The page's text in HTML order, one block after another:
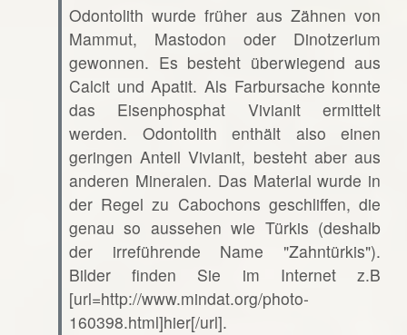
Odontolith wurde früher aus Zähnen von
Mammut, Mastodon oder Dinotzerium
gewonnen. Es besteht überwiegend aus
Calcit und Apatit. Als Farbursache konnte
das Eisenphosphat Vivianit ermittelt
werden. Odontolith enthält also einen
geringen Anteil Vivianit, besteht aber aus
anderen Mineralen. Das Material wurde in
der Regel zu Cabochons geschliffen, die
genau so aussehen wie Türkis (deshalb
der irreführende Name "Zahntürkis").
Bilder finden Sie im Internet z.B
[url=http://www.mindat.org/photo-
160398.html]hier[/url].